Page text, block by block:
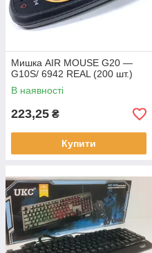
Мишка AIR MOUSE G20 —
G10S/ 6942 REAL (200 шт.)
В наявності
223,25 ₴
Купити